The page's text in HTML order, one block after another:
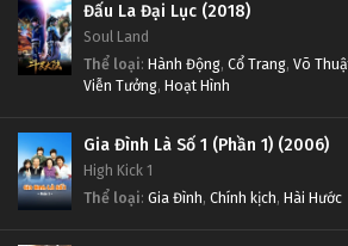
Đấu La Đại Lục (2018)
Soul Land
Thể loại: Hành Động, Cổ Trang, Võ
Viễn Tưởng, Hoạt Hình
Gia Đình Là Số 1 (Phần 1) (2006)
High Kick 1
Thể loại: Gia Đình, Chính kịch, Hài Hước